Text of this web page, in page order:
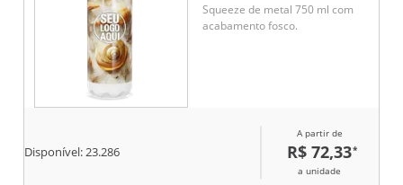
Squeeze de metal 750 ml com
acabamento fosco.
Disponível:23.286
A partir de
R$ 72,33*
a unidade